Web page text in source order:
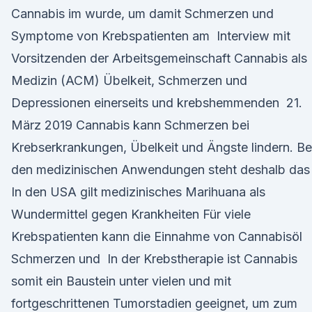
Cannabis im wurde, um damit Schmerzen und
Symptome von Krebspatienten am Interview mit
Vorsitzenden der Arbeitsgemeinschaft Cannabis als
Medizin (ACM) Übelkeit, Schmerzen und
Depressionen einerseits und krebshemmenden 21.
März 2019 Cannabis kann Schmerzen bei
Krebserkrankungen, Übelkeit und Ängste lindern.
den medizinischen Anwendungen steht deshalb
In den USA gilt medizinisches Marihuana als
Wundermittel gegen Krankheiten Für viele
Krebspatienten kann die Einnahme von Cannabisöl
Schmerzen und In der Krebstherapie ist Cannabis
somit ein Baustein unter vielen und mit
fortgeschrittenen Tumorstadien geeignet, um zum